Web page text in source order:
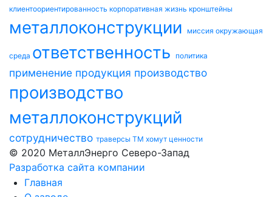
клиентоориентированность корпоративная жизнь кронштейны
металлоконструкции миссия окружающая
среда ответственность политика
применение продукция производство
производство
металлоконструкций
сотрудничество траверсы ТМ хомут ценности
© 2020 МеталлЭнерго Северо-Запад
Разработка сайта компании
Главная